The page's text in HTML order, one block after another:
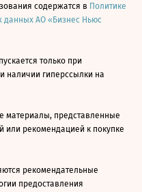
содержатся в Политике
данных АО «Бизнес Ньюс
только при
наличии гиперссылки на
материалы, представленные
или рекомендацией к покупке
рекомендательные
предоставления